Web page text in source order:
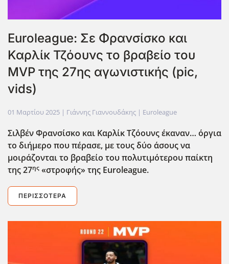
Euroleague: Σε Φρανσίσκο και
Καρλίκ Τζόουνς το βραβείο του
MVP της 27ης αγωνιστικής (pic,
vids)
01 Μαρτίου 2025 | Γιάννης Γιαννουδάκης | Euroleague
Σιλβέν Φρανσίσκο και Καρλίκ Τζόουνς έκαναν… όργια
το διήμερο που πέρασε, με τους δύο άσους να
μοιράζονται το βραβείο του πολυτιμότερου παίκτη
της 27ης «στροφής» της Euroleague.
ΠΕΡΙΣΣΌΤΕΡΑ